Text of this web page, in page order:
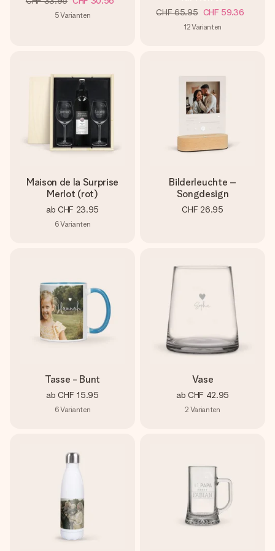
5Varianten CHF 65.95 CHF 59.36
12Varianten
Maison de la Surprise
Merlot (rot)
ab CHF 23.95
6Varianten
Bilderleuchte –
Songdesign
CHF 26.95
Tasse - Bunt
ab CHF 15.95
6Varianten
Vase
ab CHF 42.95
2 Varianten